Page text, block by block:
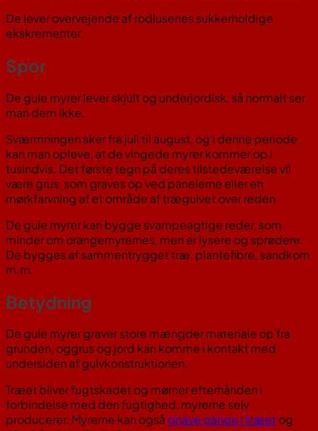
De lever overvejende af rodlusenes sukkerholdige
ekskrementer.
Spor
De gule myrer lever skjult og underjordisk, så normalt ser
man dem ikke.
Sværmningen sker fra juli til august, og i denne periode
kan man opleve, at de vingede myrer kommer op i
tusindvis. Det første tegn på deres tilstedeværelse vil
være grus, som graves op ved panelerne eller en
mørkfarvning af et område af trægulvet over reden.
De gule myrer kan bygge svampeagtige reder, som
minder om orangemyrernes, men er lysere og sprødere.
De bygges af sammentrygget træ, plantefibre, sandkorn
m.m.
Betydning
De gule myrer graver store mængder materiale op fra
grunden, oggrus og jord kan komme i kontakt med
undersiden af gulvkonstruktionen.
Træet bliver fugtskadet og mørner efterhånden i
forbindelse med den fugtighed, myrerne selv
producerer. Myrerne kan også gnave gange i træetog